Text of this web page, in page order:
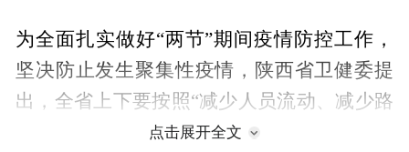
为全面扎实做好“两节”期间疫情防控工作，
坚决防止发生聚集性疫情，陕西省卫健委提
出，全省上下要按照“减少人员流动、减少路
途风险、减少人员聚集、加强个人防护”原
点击展开全文